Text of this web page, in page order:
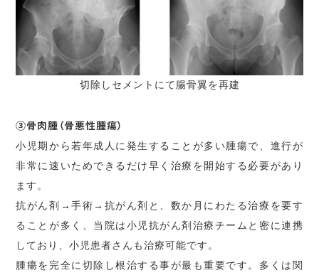
切除しセメントにて腸骨翼を再建
③骨肉腫（骨悪性腫瘍）
小児期から若年成人に発生することが多い腫瘍で、進行が
非常に速いためできるだけ早く治療を開始する必要があり
ます。
抗がん剤→手術→抗がん剤と、数か月にわたる治療を要す
ることが多く、当院は小児抗がん剤治療チームと密に連携
しており、小児患者さんも治療可能です。
腫瘍を完全に切除し根治する事が最も重要です。多くは関